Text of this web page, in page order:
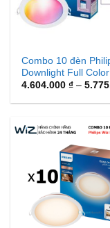
Combo 10 đèn
Downlight Full
triệu màu Wifi &
4.604.000₫ –